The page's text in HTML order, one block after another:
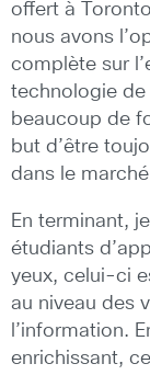
offert à
nous avons
complète sur
technologie de
beaucoup de
but d’être
dans le
En terminant,
étudiants
yeux, celui-ci
au niveau des
l’information.
enrichissant,